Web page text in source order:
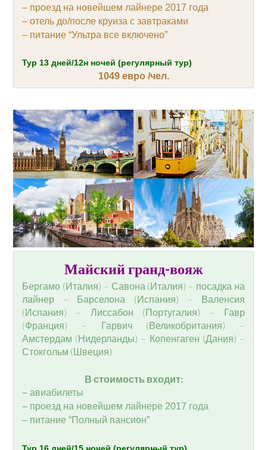
– проезд на новейшем лайнере 2017 года
– отель до/после круиза с завтраками
– питание “Ультра все включено”
Тур 13 дней/12н ночей (регулярный тур)
1049 евро /чел.
Майский гранд-вояж
Бергамо (Италия) – Савона (Италия) – посадка на
лайнер – Барселона (Испания) – Валенсия
(Испания) – Лиссабон (Португалия) – Гавр
(Франция) – Гарвич (Великобритания) –
Амстердам (Нидерланды) – Копенгаген (Дания) –
Стокгольм (Швеция)
В стоимость входит:
– авиабилеты
– проезд на новейшем лайнере 2017 года
– питание “Полный пансион”